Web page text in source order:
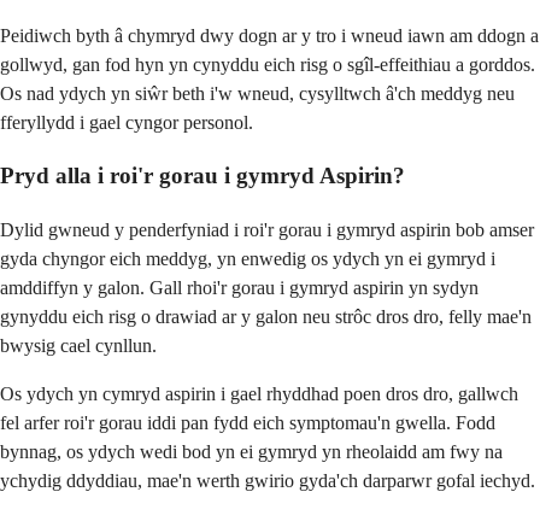
Peidiwch byth â chymryd dwy dogn ar y tro i wneud iawn am ddogn a
gollwyd, gan fod hyn yn cynyddu eich risg o sgîl-effeithiau a gorddos.
Os nad ydych yn siŵr beth i'w wneud, cysylltwch â'ch meddyg neu
fferyllydd i gael cyngor personol.
Pryd alla i roi'r gorau i gymryd Aspirin?
Dylid gwneud y penderfyniad i roi'r gorau i gymryd aspirin bob amser
gyda chyngor eich meddyg, yn enwedig os ydych yn ei gymryd i
amddiffyn y galon. Gall rhoi'r gorau i gymryd aspirin yn sydyn
gynyddu eich risg o drawiad ar y galon neu strôc dros dro, felly mae'n
bwysig cael cynllun.
Os ydych yn cymryd aspirin i gael rhyddhad poen dros dro, gallwch
fel arfer roi'r gorau iddi pan fydd eich symptomau'n gwella. Fodd
bynnag, os ydych wedi bod yn ei gymryd yn rheolaidd am fwy na
ychydig ddyddiau, mae'n werth gwirio gyda'ch darparwr gofal iechyd.